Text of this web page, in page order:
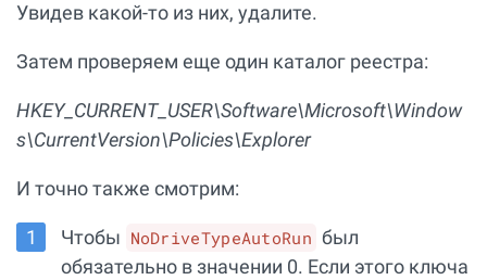
Увидев какой-то из них, удалите.
Затем проверяем еще один каталог реестра:
HKEY_CURRENT_USER\Software\Microsoft\Window
s\CurrentVersion\Policies\Explorer
И точно также смотрим:
Чтобы NoDriveTypeAutoRun был
обязательно в значении 0. Если этого ключа